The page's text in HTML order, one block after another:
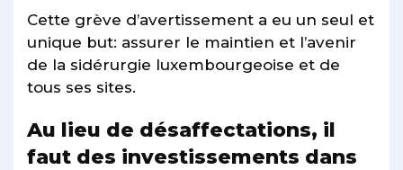
Cette grève d’avertissement a eu un seul et
unique but: assurer le maintien et l’avenir
de la sidérurgie luxembourgeoise et de
tous ses sites.
Au lieu de désaffectations, il
faut des investissements dans